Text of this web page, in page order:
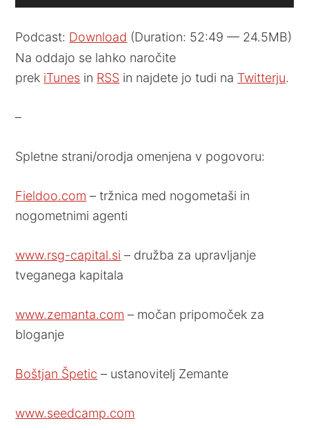
Player
Podcast: Download (Duration: 52:49 — 24.5MB)
Na oddajo se lahko naročite
prek iTunes in RSS in najdete jo tudi na Twitterju.
–
Spletne strani/orodja omenjena v pogovoru:
Fieldoo.com – tržnica med nogometaši in
nogometnimi agenti
www.rsg-capital.si – družba za upravljanje
tveganega kapitala
www.zemanta.com – močan pripomoček za
bloganje
Boštjan Špetic – ustanovitelj Zemante
www.seedcamp.com